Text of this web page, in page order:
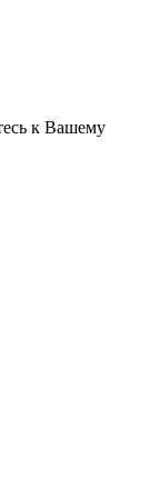
к Вашему